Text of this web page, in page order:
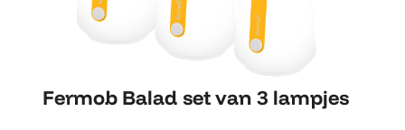
Fermob Balad set van 3 lampjes
Fermob Balad set van 3
lampjes